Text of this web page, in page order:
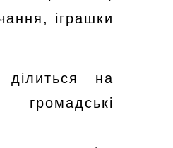
іграшки
ділиться на